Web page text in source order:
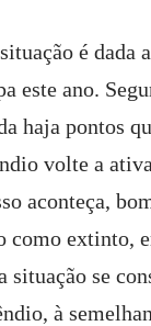
é dada
este ano.
haja pontos
volte a
aconteça,
como extinto,
situação se
à